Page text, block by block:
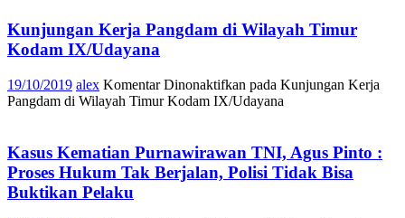
Kunjungan Kerja Pangdam di Wilayah Timur
Kodam IX/Udayana
19/10/2019 alex Komentar Dinonaktifkan pada Kunjungan Kerja
Pangdam di Wilayah Timur Kodam IX/Udayana
Kasus Kematian Purnawirawan TNI, Agus Pinto :
Proses Hukum Tak Berjalan, Polisi Tidak Bisa
Buktikan Pelaku